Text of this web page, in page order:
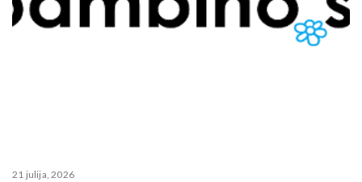
21 julija, 2026